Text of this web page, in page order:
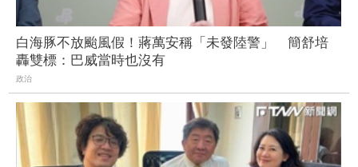
白海豚不放颱風假！蔣萬安稱「未發陸警」 簡舒培
轟雙標：巴威當時也沒有
政治